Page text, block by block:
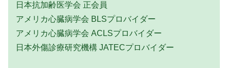
日本抗加齢医学会 正会員
アメリカ心臓病学会 BLSプロバイダー
アメリカ心臓病学会 ACLSプロバイダー
日本外傷診療研究機構 JATECプロバイダー